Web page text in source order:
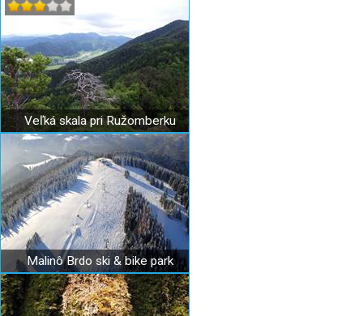
Veľká skala pri Ružomberku
Malinô Brdo ski & bike park